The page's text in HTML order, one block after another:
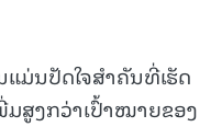
ແມ່ນປັດໃຈສໍາຄັນທີ່ເຮັດ
ສູງກວ່າເປົ້າໝາຍຂອງ